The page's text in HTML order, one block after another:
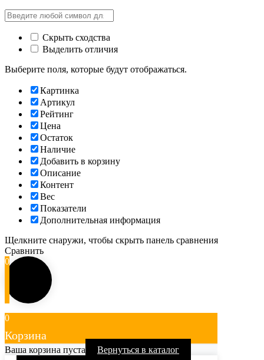
Скрыть сходства
Выделить отличия
Выберите поля, которые будут отображаться.
Картинка
Артикул
Рейтинг
Цена
Остаток
Наличие
Добавить в корзину
Описание
Контент
Вес
Показатели
Дополнительная информация
Щелкните снаружи, чтобы скрыть панель сравнения
Сравнить
0
0
Корзина
Ваша корзина пуста Вернуться в каталог